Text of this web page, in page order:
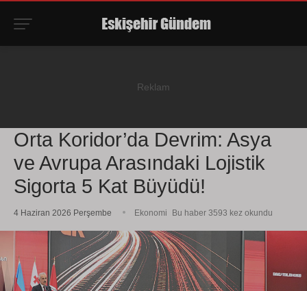
Orta Koridor’da Devrim: Asya
ve Avrupa Arasındaki Lojistik
Sigorta 5 Kat Büyüdü!
4 Haziran 2026 Perşembe Ekonomi Bu haber 3593 kez okundu